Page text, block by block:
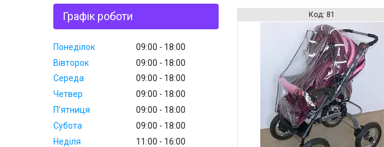
81
Графік роботи
Понеділок 09:00
18:00
Вівторок
09:00
18:00
Середа
09:00
18:00
Четвер
09:00
18:00
Пʼятниця
09:00
18:00
Субота
09:00
18:00
Неділя
11:00 16:00